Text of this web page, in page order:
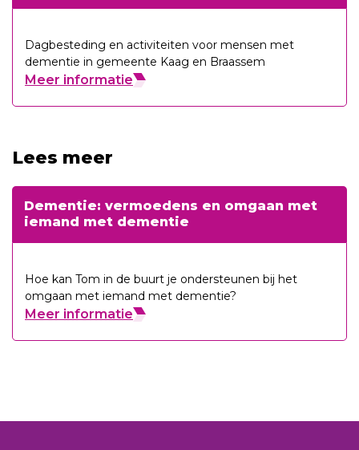
Dagbesteding en activiteiten voor mensen met
dementie in gemeente Kaag en Braassem
Meer informatie
Lees meer
Dementie: vermoedens en omgaan met
iemand met dementie
Hoe kan Tom in de buurt je ondersteunen bij het
omgaan met iemand met dementie?
Meer informatie